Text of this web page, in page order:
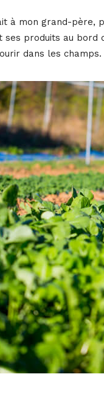
à mon grand-père,
produits au bord
dans les champs.